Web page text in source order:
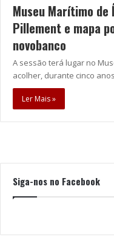
Museu Marítimo de
Pillement e mapa
novobanco
A sessão terá lugar no
acolher, durante cinco
Ler Mais »
Siga-nos no Facebook